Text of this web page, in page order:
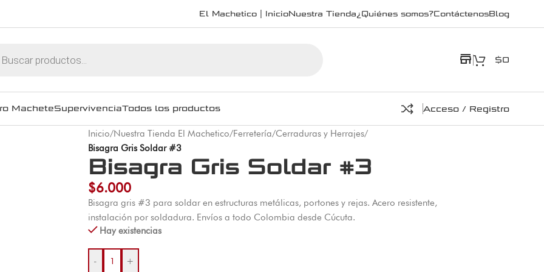
El Machetico | InicioNuestra Tienda¿Quiénes somos?ContáctenosBlog
store $0
MacheteSupervivenciaTodos los productos Acceso / Registro
Inicio/Nuestra Tienda El Machetico/Ferretería/Cerraduras y Herrajes/
Bisagra Gris Soldar #3
Bisagra Gris Soldar #3
$6.000
Bisagra gris #3 para soldar en estructuras metálicas, portones y rejas. Acero resistente,
instalación por soldadura. Envíos a todo Colombia desde Cúcuta.
Hay existencias
- +